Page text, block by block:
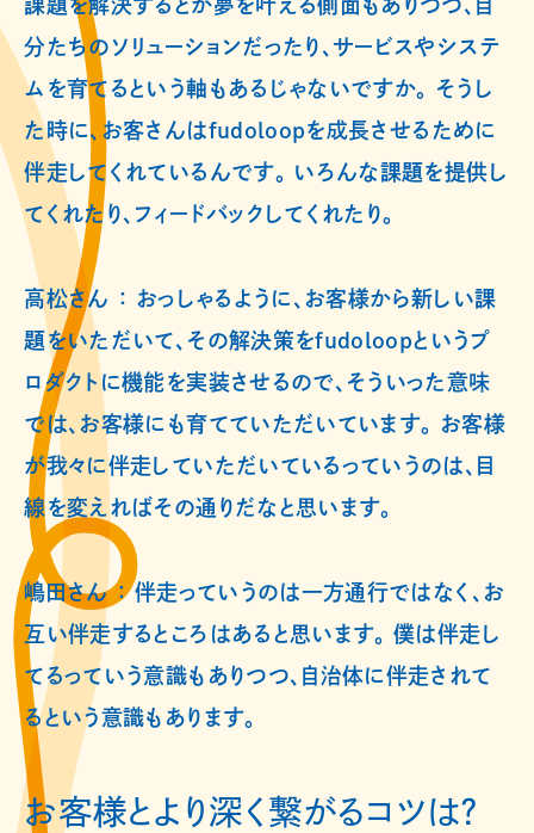
課題を解決するとか夢を叶える側面もありつつ、自
分たちのソリューションだったり、サービスやシステ
ムを育てるという軸もあるじゃないですか。 そうし
た時に、お客さんはfudoloopを成長させるために
伴走してくれているんです。 いろんな課題を提供し
てくれたり、フィードバックしてくれたり。
高松さん ： おっしゃるように、お客様から新しい課
題をいただいて、その解決策をfudoloopというプ
ロダクトに機能を実装させるので、そういった意味
では、お客様にも育てていただいています。 お客様
が我々に伴走していただいているっていうのは、目
線を変えればその通りだなと思います。
嶋田さん ： 伴走っていうのは一方通行ではなく、お
互い伴走するところはあると思います。 僕は伴走し
てるっていう意識もありつつ、自治体に伴走されて
るという意識もあります。
お客様とより深く繋がるコツは？